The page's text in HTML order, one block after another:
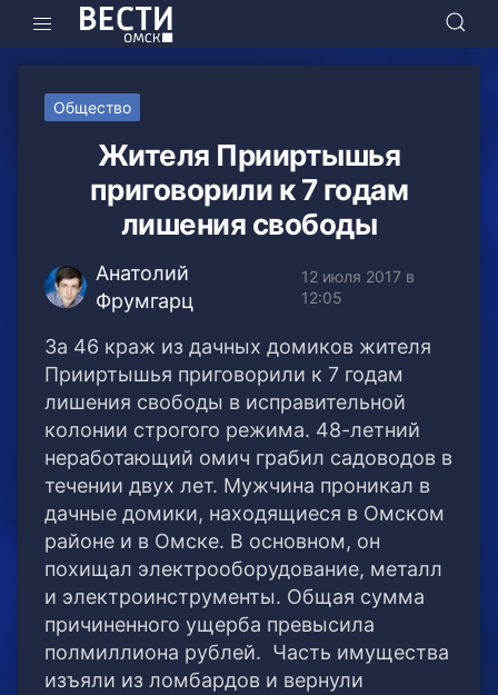
Общество
Жителя Прииртышья
приговорили к 7 годам
лишения свободы
Анатолий
Фрумгарц
12 июля 2017 в
12:05
За 46 краж из дачных домиков жителя
Прииртышья приговорили к 7 годам
лишения свободы в исправительной
колонии строгого режима. 48-летний
неработающий омич грабил садоводов в
течении двух лет. Мужчина проникал в
дачные домики, находящиеся в Омском
районе и в Омске. В основном, он
похищал электрооборудование, металл
и электроинструменты. Общая сумма
причиненного ущерба превысила
полмиллиона рублей. Часть имущества
изъяли из ломбардов и вернули